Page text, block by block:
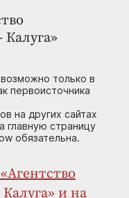
только в
первоисточника
на других сайтах
главную страницу
обязательна.
и на